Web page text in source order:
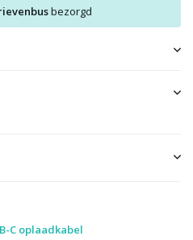
bezorgd
C oplaadkabel